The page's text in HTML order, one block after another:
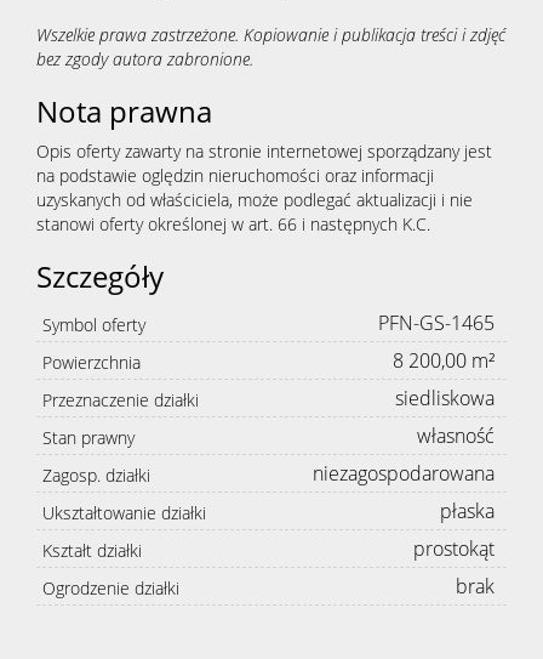
Wszelkie prawa zastrzeżone. Kopiowanie i publikacja treści i zdjęć
bez zgody autora zabronione.
Nota prawna
Opis oferty zawarty na stronie internetowej sporządzany jest
na podstawie oględzin nieruchomości oraz informacji
uzyskanych od właściciela, może podlegać aktualizacji i nie
stanowi oferty określonej w art. 66 i następnych K.C.
Szczegóły
Symbol oferty PFN-GS-1465
Powierzchnia 8 200,00 m²
Przeznaczenie działki siedliskowa
Stan prawny własność
Zagosp. działki niezagospodarowana
Ukształtowanie działki płaska
Kształt działki prostokąt
Ogrodzenie działki brak